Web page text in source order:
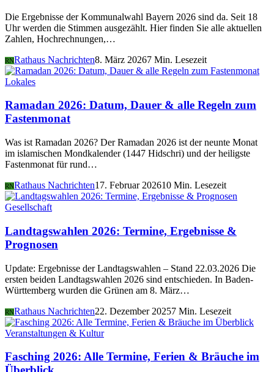
Die Ergebnisse der Kommunalwahl Bayern 2026 sind da. Seit 18
Uhr werden die Stimmen ausgezählt. Hier finden Sie alle aktuellen
Zahlen, Hochrechnungen,…
RNRathaus Nachrichten8. März 20267 Min. Lesezeit
Lokales
Ramadan 2026: Datum, Dauer & alle Regeln zum
Fastenmonat
Was ist Ramadan 2026? Der Ramadan 2026 ist der neunte Monat
im islamischen Mondkalender (1447 Hidschri) und der heiligste
Fastenmonat für rund…
RNRathaus Nachrichten17. Februar 202610 Min. Lesezeit
Gesellschaft
Landtagswahlen 2026: Termine, Ergebnisse &
Prognosen
Update: Ergebnisse der Landtagswahlen – Stand 22.03.2026 Die
ersten beiden Landtagswahlen 2026 sind entschieden. In Baden-
Württemberg wurden die Grünen am 8. März…
RNRathaus Nachrichten22. Dezember 20257 Min. Lesezeit
Veranstaltungen & Kultur
Fasching 2026: Alle Termine, Ferien & Bräuche im